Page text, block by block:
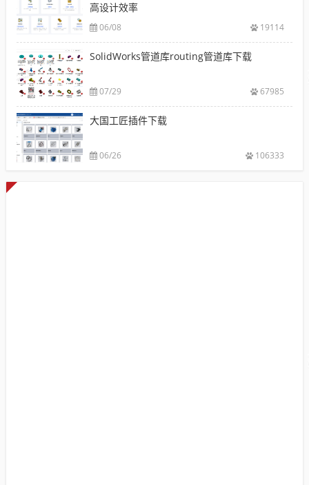
高设计效率
06/08 19114
SolidWorks管道库routing管道库下载
07/29 67985
大国工匠插件下载
06/26 106333